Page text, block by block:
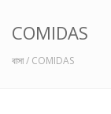
COMIDAS
বাসা/ COMIDAS